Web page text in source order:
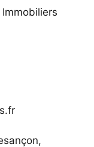
Immobiliers